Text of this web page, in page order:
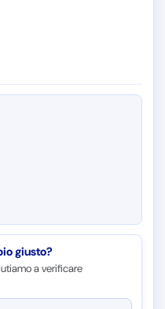
giusto?
a verificare